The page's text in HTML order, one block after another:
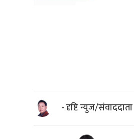
- दृष्टि न्युज/संवाददाता